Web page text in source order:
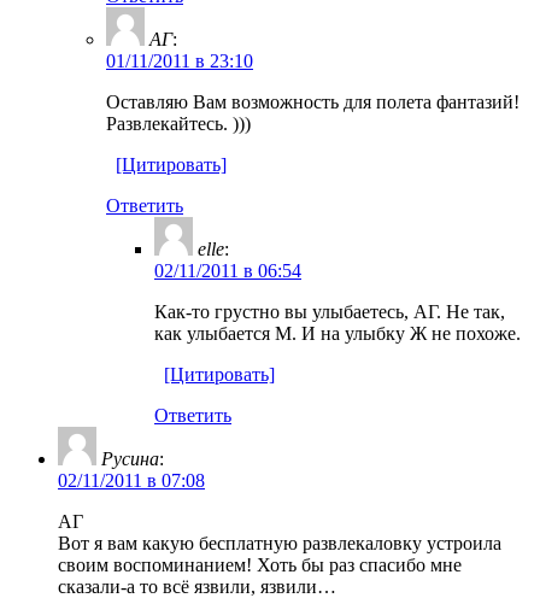
АГ:
01/11/2011 в 23:10
Оставляю Вам возможность для полета фантазий!
Развлекайтесь. )))
[Цитировать]
Ответить
elle:
02/11/2011 в 06:54
Как-то грустно вы улыбаетесь, АГ. Не так,
как улыбается М. И на улыбку Ж не похоже.
[Цитировать]
Ответить
Русина:
02/11/2011 в 07:08
АГ
Вот я вам какую бесплатную развлекаловку устроила
своим воспоминанием! Хоть бы раз спасибо мне
сказали-а то всё язвили, язвили…